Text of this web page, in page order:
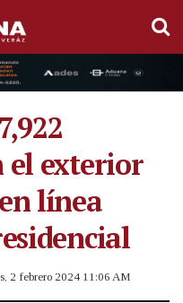
el exterior
línea
2 febrero 2024 11:06 AM